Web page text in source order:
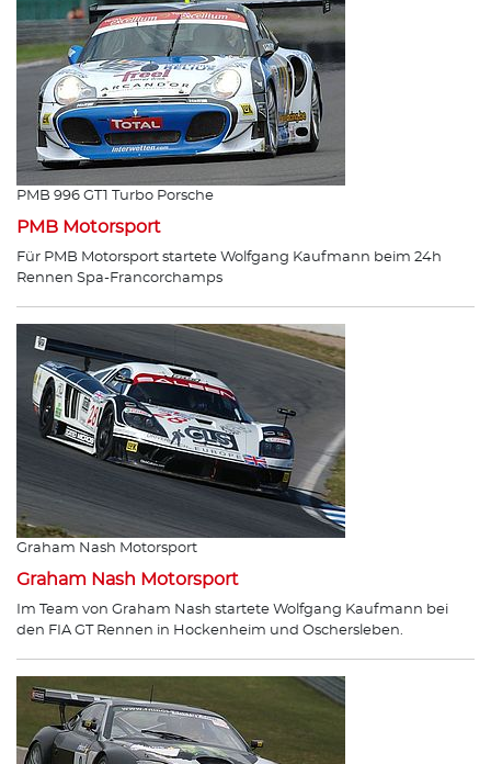
PMB 996 GT1 Turbo Porsche
PMB Motorsport
Für PMB Motorsport startete Wolfgang Kaufmann beim 24h
Rennen Spa-Francorchamps
Graham Nash Motorsport
Graham Nash Motorsport
Im Team von Graham Nash startete Wolfgang Kaufmann bei
den FIA GT Rennen in Hockenheim und Oschersleben.